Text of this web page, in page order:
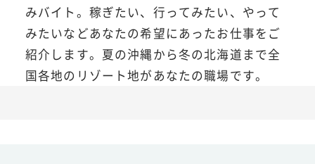
みバイト。稼ぎたい、行ってみたい、やって
みたいなどあなたの希望にあったお仕事をご
紹介します。夏の沖縄から冬の北海道まで全
国各地のリゾート地があなたの職場です。